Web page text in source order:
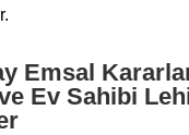
Emsal
Ev Sahibi